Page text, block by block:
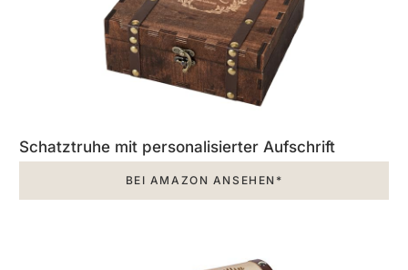
Schatztruhe mit personalisierter Aufschrift
BEI AMAZON ANSEHEN*